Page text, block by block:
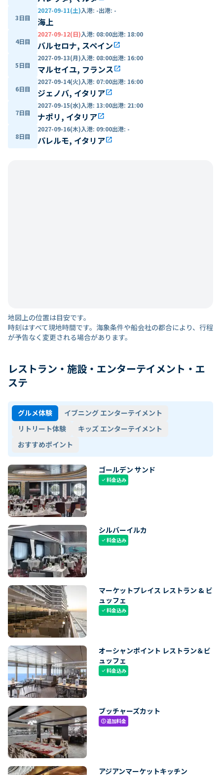
3日目
2027-09-11(土)入港: -出港: -
海上
4日目
2027-09-12(日)入港: 08:00出港: 18:00
バルセロナ, スペインopen_in_new
5日目
2027-09-13(月)入港: 08:00出港: 16:00
マルセイユ, フランスopen_in_new
6日目
2027-09-14(火)入港: 07:00出港: 16:00
ジェノバ, イタリアopen_in_new
7日目
2027-09-15(水)入港: 13:00出港: 21:00
ナポリ, イタリアopen_in_new
8日目
2027-09-16(木)入港: 09:00出港: -
パレルモ, イタリアopen_in_new
地図上の位置は目安です。
時刻はすべて現地時間です。海象条件や船会社の都合により、行程
が予告なく変更される場合があります。
レストラン・施設・エンターテイメント・エ
ステ
グルメ体験
イブニング エンターテイメント
リトリート体験
キッズ エンターテイメント
おすすめポイント
ゴールデン サンド
check料金込み
シルバーイルカ
check料金込み
マーケットプレイス レストラン & ビ
ュッフェ
check料金込み
オーシャンポイント レストラン＆ビ
ュッフェ
check料金込み
ブッチャーズカット
paid追加料金
アジアンマーケットキッチン